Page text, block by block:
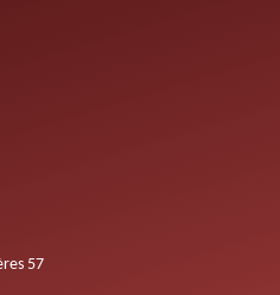
57